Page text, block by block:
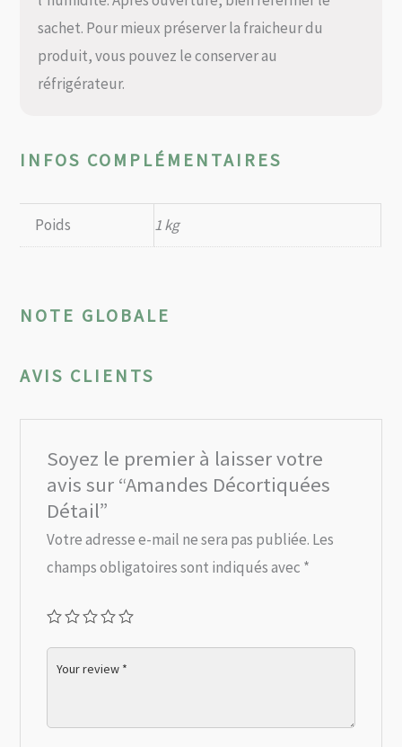
sachet. Pour mieux préserver la fraicheur du
produit, vous pouvez le conserver au
réfrigérateur.
INFOS COMPLÉMENTAIRES
Poids 1 kg
NOTE GLOBALE
AVIS CLIENTS
Soyez le premier à laisser votre
avis sur “Amandes Décortiquées
Détail”
Votre adresse e-mail ne sera pas publiée. Les
champs obligatoires sont indiqués avec *